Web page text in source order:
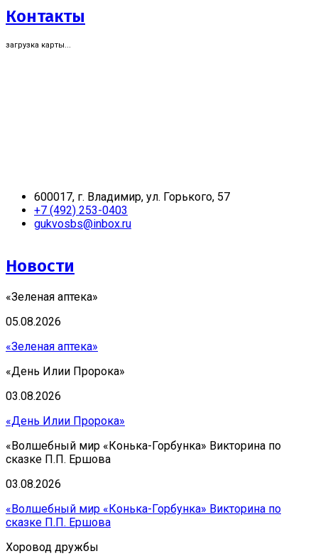
Контакты
загрузка карты...
600017, г. Владимир, ул. Горького, 57
+7 (492) 253-0403
gukvosbs@inbox.ru
Новости
«Зеленая аптека»
05.08.2026
«Зеленая аптека»
«День Илии Пророка»
03.08.2026
«День Илии Пророка»
«Волшебный мир «Конька-Горбунка» Викторина по
сказке П.П. Ершова
03.08.2026
«Волшебный мир «Конька-Горбунка» Викторина по
сказке П.П. Ершова
Хоровод дружбы